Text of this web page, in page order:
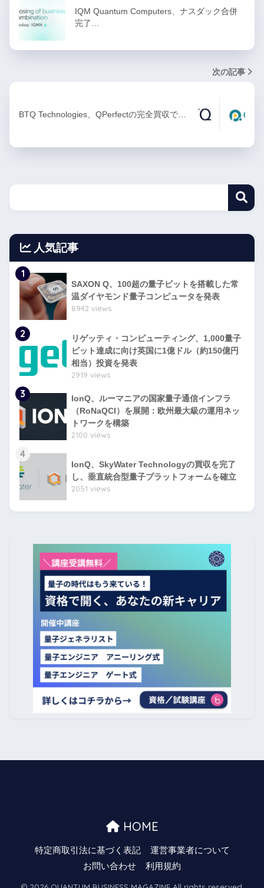
IQM Quantum Computers、ナスダック合併
完了…
次の記事
BTQ Technologies、QPerfectの完全買収で…
人気記事
1
SAXON Q、100超の量子ビットを搭載した常
温ダイヤモンド量子コンピュータを発表
8942 views
2
リゲッティ・コンピューティング、1,000量子
ビット達成に向け英国に1億ドル（約150億円
相当）投資を発表
2919 views
3
IonQ、ルーマニアの国家量子通信インフラ
（RoNaQCI）を展開：欧州最大級の運用ネッ
トワークを構築
2100 views
4
IonQ、SkyWater Technologyの買収を完了
し、垂直統合型量子プラットフォームを確立
2051 views
HOME
特定商取引法に基づく表記
運営事業者について
お問い合わせ
利用規約